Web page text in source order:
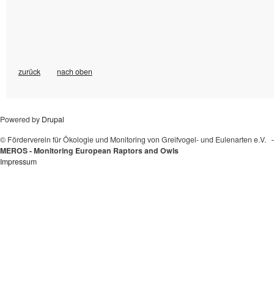
zurück nach oben
Powered by Drupal
© Förderverein für Ökologie und Monitoring von Greifvogel- und Eulenarten e.V.
MEROS - Monitoring European Raptors and Owls
Impressum